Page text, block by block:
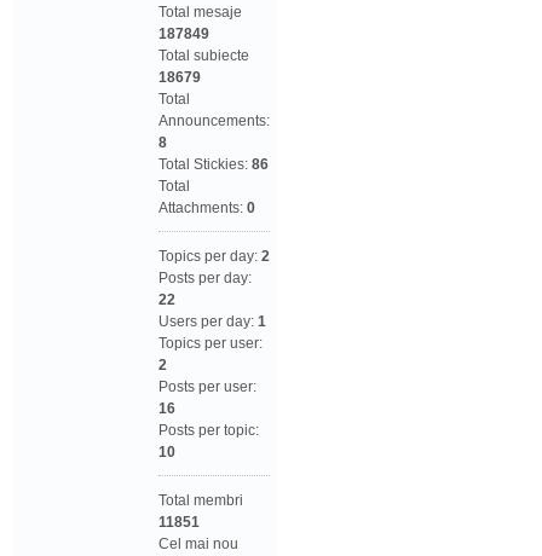
Total mesaje
187849
Total subiecte
18679
Total
Announcements:
8
Total Stickies: 86
Total
Attachments: 0
Topics per day: 2
Posts per day:
22
Users per day: 1
Topics per user:
2
Posts per user:
16
Posts per topic:
10
Total membri
11851
Cel mai nou